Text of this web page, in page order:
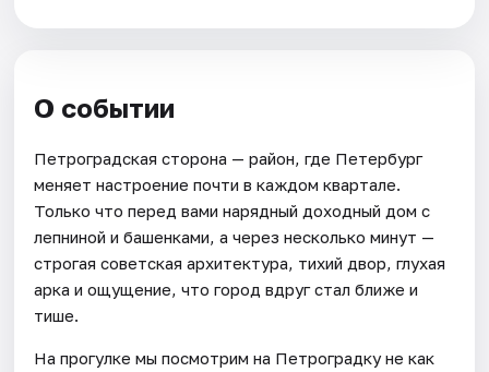
О событии
Петроградская сторона — район, где Петербург
меняет настроение почти в каждом квартале.
Только что перед вами нарядный доходный дом с
лепниной и башенками, а через несколько минут —
строгая советская архитектура, тихий двор, глухая
арка и ощущение, что город вдруг стал ближе и
тише.
На прогулке мы посмотрим на Петроградку не как